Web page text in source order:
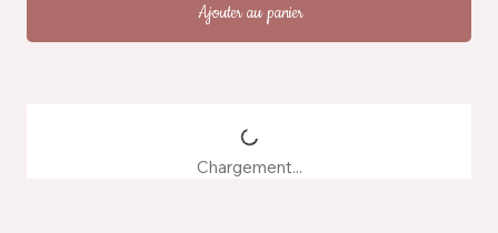
Ajouter au panier
Chargement...